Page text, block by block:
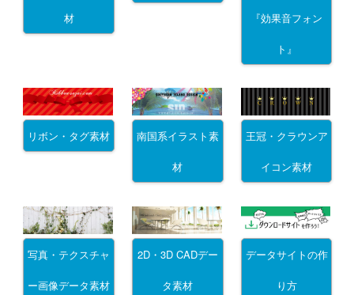
材 『効果音フォン
ト』
リボン・タグ素材 南国系イラスト素
材
王冠・クラウンア
イコン素材
写真・テクスチャ
ー画像データ素材
2D・3D CADデー
タ素材
データサイトの作
り方